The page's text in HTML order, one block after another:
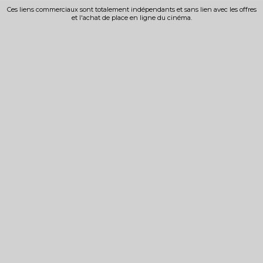
Ces liens commerciaux sont totalement indépendants et sans lien avec les offres
et l'achat de place en ligne du cinéma.